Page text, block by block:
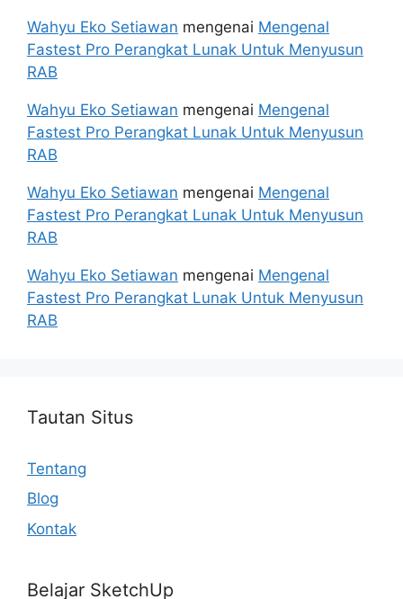
Wahyu Eko Setiawan mengenai Mengenal
Fastest Pro Perangkat Lunak Untuk Menyusun
RAB
Wahyu Eko Setiawan mengenai Mengenal
Fastest Pro Perangkat Lunak Untuk Menyusun
RAB
Wahyu Eko Setiawan mengenai Mengenal
Fastest Pro Perangkat Lunak Untuk Menyusun
RAB
Wahyu Eko Setiawan mengenai Mengenal
Fastest Pro Perangkat Lunak Untuk Menyusun
RAB
Tautan Situs
Tentang
Blog
Kontak
Belajar SketchUp